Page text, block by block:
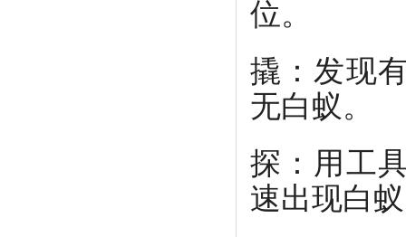
位。
撬：发现
无白蚁。
探：用工
速出现白